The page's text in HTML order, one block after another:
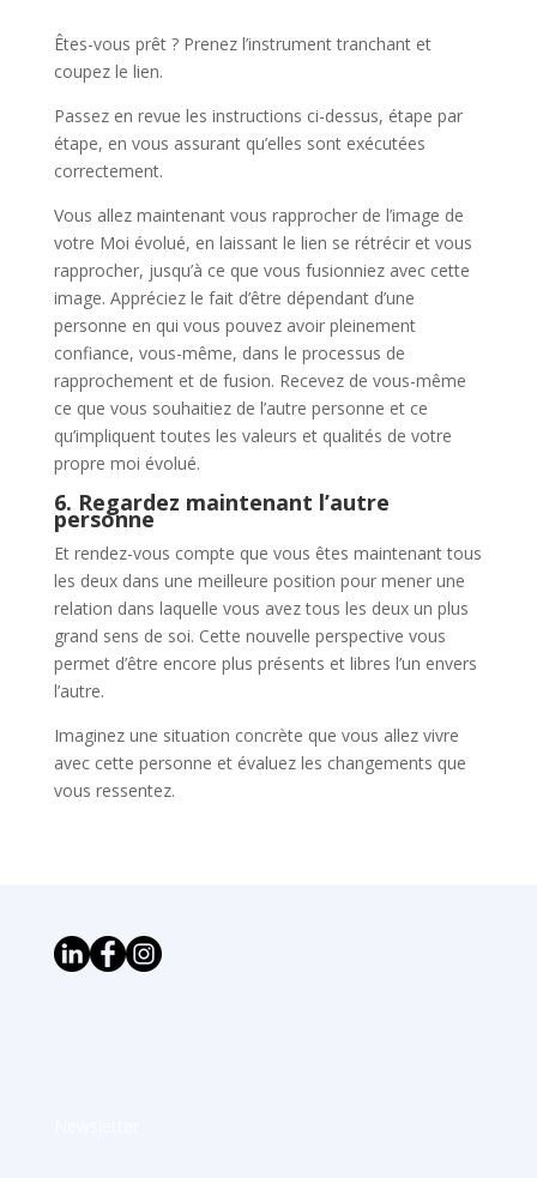
Êtes-vous prêt ? Prenez l’instrument tranchant et
coupez le lien.
Passez en revue les instructions ci-dessus, étape par
étape, en vous assurant qu’elles sont exécutées
correctement.
Vous allez maintenant vous rapprocher de l’image de
votre Moi évolué, en laissant le lien se rétrécir et vous
rapprocher, jusqu’à ce que vous fusionniez avec cette
image. Appréciez le fait d’être dépendant d’une
personne en qui vous pouvez avoir pleinement
confiance, vous-même, dans le processus de
rapprochement et de fusion. Recevez de vous-même
ce que vous souhaitiez de l’autre personne et ce
qu’impliquent toutes les valeurs et qualités de votre
propre moi évolué.
6. Regardez maintenant l’autre
personne
Et rendez-vous compte que vous êtes maintenant tous
les deux dans une meilleure position pour mener une
relation dans laquelle vous avez tous les deux un plus
grand sens de soi. Cette nouvelle perspective vous
permet d’être encore plus présents et libres l’un envers
l’autre.
Imaginez une situation concrète que vous allez vivre
avec cette personne et évaluez les changements que
vous ressentez.